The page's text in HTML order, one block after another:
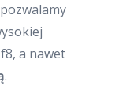
a nawet
.